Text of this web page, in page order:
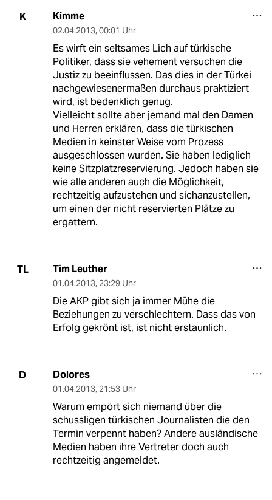
K Kimme
02.04.2013, 00:01 Uhr
Es wirft ein seltsames Lich auf türkische
Politiker, dass sie vehement versuchen die
Justiz zu beeinflussen. Das dies in der Türkei
nachgewiesenermaßen durchaus praktiziert
wird, ist bedenklich genug.
Vielleicht sollte aber jemand mal den Damen
und Herren erklären, dass die türkischen
Medien in keinster Weise vom Prozess
ausgeschlossen wurden. Sie haben lediglich
keine Sitzplatzreservierung. Jedoch haben sie
wie alle anderen auch die Möglichkeit,
rechtzeitig aufzustehen und sichanzustellen,
um einen der nicht reservierten Plätze zu
ergattern.
TL Tim Leuther
01.04.2013, 23:29 Uhr
Die AKP gibt sich ja immer Mühe die
Beziehungen zu verschlechtern. Dass das von
Erfolg gekrönt ist, ist nicht erstaunlich.
D Dolores
01.04.2013, 21:53 Uhr
Warum empört sich niemand über die
schussligen türkischen Journalisten die den
Termin verpennt haben? Andere ausländische
Medien haben ihre Vertreter doch auch
rechtzeitig angemeldet.